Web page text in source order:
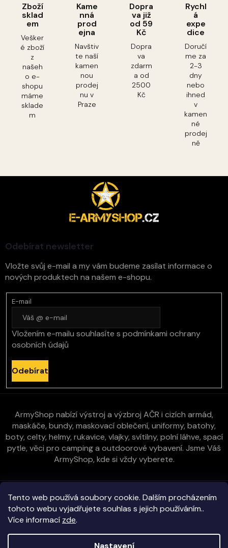
Tento web používá soubory cookie. Dalším procházením
tohoto webu vyjadřujete souhlas s jejich používáním..
Více informací zde.
Nastavení
Zboží
sklad
em
Vešker
é zboží
z
našeh
o e-
shopu
máme
sklade
m
Kame
nná
prod
ejna
Navštiv
te naší
kamen
nou
prodej
nu v
Praze
Dopra
va již
od 59
Kč
Dopra
va
zdarm
a od
2500
Kč
Rychl
á
expe
dice
Doručí
me za
2-3
dny
nebo
ihned
v
kamen
né
prodej
ně
Odebírat newsletter
Vložte svůj e-mail a my vám budeme zasílat informace o
nových produktech na našem e-shopu.
E-mail
Vložením e-mailu souhlasíte s podmínkami ochrany
osobních údajů
Odebírat
ArmyShop nabízí výstroj a výzbroj AČR i cizích armád,
maskáče, bundy, maskovací oblečení, uniformy, batohy,
boty, celty, helmy, rukavice, vlajky, svítilny, polní láhve, spací
pytle, věci pro camping a outdoorové vybavení. Jsme Váš
ArmyShop, kde si vždy vyberete.
Zákaznická péče
Vše o nákupu